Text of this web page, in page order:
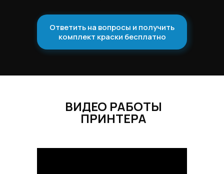
Ответить на вопросы и получить
комплект краски бесплатно
ВИДЕО РАБОТЫ
ПРИНТЕРА